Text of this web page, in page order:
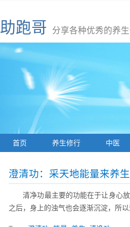
助跑哥 分享各种优秀的养
首页 养生修行 中医
澄清功：采天地能量来养生
清净功最主要的功能在于让身心
之后，身上的浊气也会逐渐沉淀，所